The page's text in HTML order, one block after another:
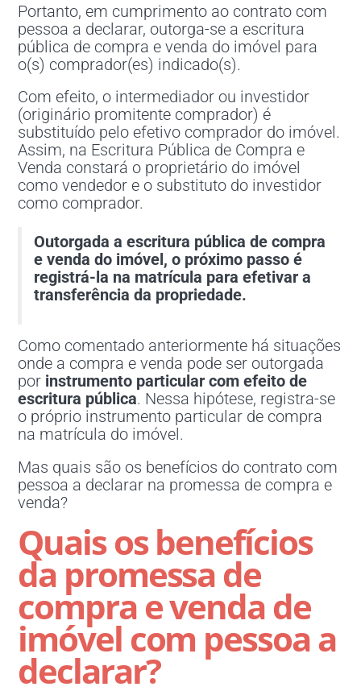
Portanto, em cumprimento ao contrato com
pessoa a declarar, outorga-se a escritura
pública de compra e venda do imóvel para
o(s) comprador(es) indicado(s).
Com efeito, o intermediador ou investidor
(originário promitente comprador) é
substituído pelo efetivo comprador do imóvel.
Assim, na Escritura Pública de Compra e
Venda constará o proprietário do imóvel
como vendedor e o substituto do investidor
como comprador.
Outorgada a escritura pública de compra
e venda do imóvel, o próximo passo é
registrá-la na matrícula para efetivar a
transferência da propriedade.
Como comentado anteriormente há situações
onde a compra e venda pode ser outorgada
por instrumento particular com efeito de
escritura pública. Nessa hipótese, registra-se
o próprio instrumento particular de compra
na matrícula do imóvel.
Mas quais são os benefícios do contrato com
pessoa a declarar na promessa de compra e
venda?
Quais os benefícios
da promessa de
compra e venda de
imóvel com pessoa a
declarar?